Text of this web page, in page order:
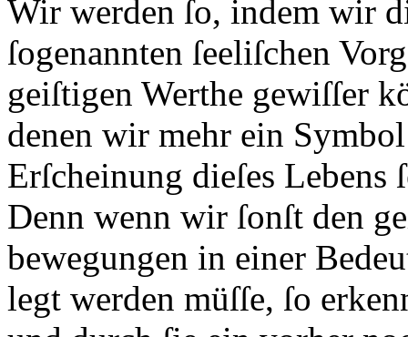
Wir werden ſo, indem wir
ſogenannten ſeeliſchen
geiſtigen Werthe gewiſſer
denen wir mehr ein
Erſcheinung dieſes Lebens
Denn wenn wir ſonſt den
bewegungen in einer
legt werden müſſe, ſo